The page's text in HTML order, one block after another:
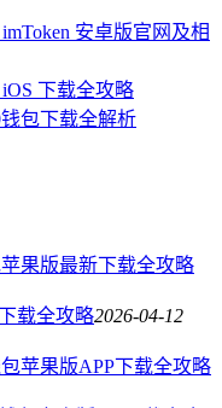
安卓版官网及相
下载全攻略
包下载全解析
果版最新下载全攻略
载全攻略2026-04-12
苹果版APP下载全攻略